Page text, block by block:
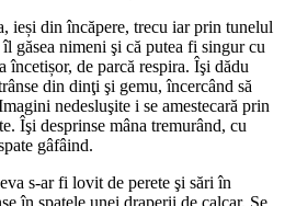
ieși din încăpere, trecu iar prin tunelul
găsea nimeni şi că putea fi singur cu
încetișor, de parcă respira. Îşi dădu
din dinţi şi gemu, încercând să
nedesluşite i se amestecară prin
Îşi desprinse mâna tremurând, cu
gâfâind.
s-ar fi lovit de perete şi sări în
în spatele unei draperii de calcar. Se